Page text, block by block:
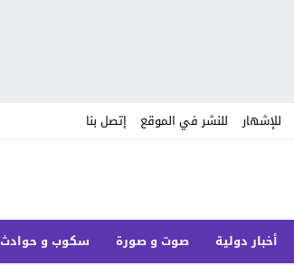
للإشهار للنشر في الموقع إتصل بنا
أخبار دولية صوت و صورة سكوب و حوادث